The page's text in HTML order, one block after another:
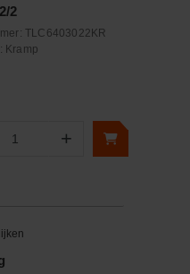
2
TLC6403022KR
Kramp
+